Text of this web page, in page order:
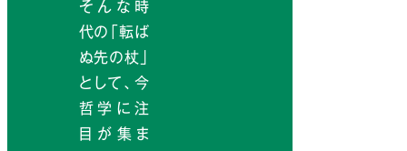
そんな時
代の「転ば
ぬ先の杖」
として、今
哲学に注
目が集ま